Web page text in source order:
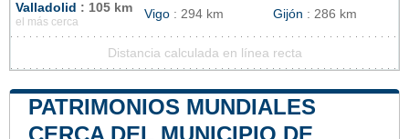
Valladolid : 105 km
el más cerca
Vigo : 294 km Gijón : 286 km
Distancia calculada en línea recta
PATRIMONIOS MUNDIALES